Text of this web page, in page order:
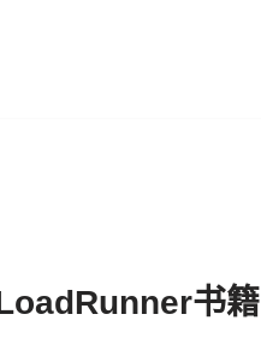
书籍